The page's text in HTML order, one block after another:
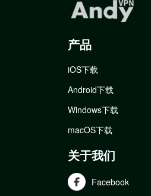
产品
iOS下载
Android下载
Windows下载
macOS下载
关于我们
Facebook